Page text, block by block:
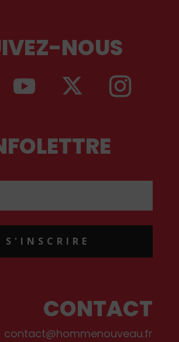
NOUS
S'INSCRIRE
CONTACT
contact@hommenouveau.fr